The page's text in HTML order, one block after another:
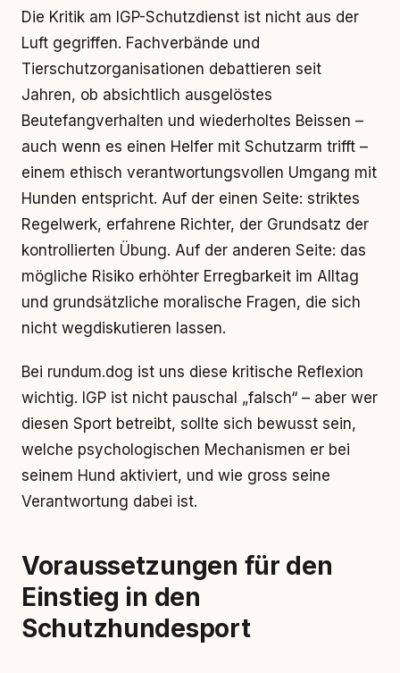
Die Kritik am IGP-Schutzdienst ist nicht aus der
Luft gegriffen. Fachverbände und
Tierschutzorganisationen debattieren seit
Jahren, ob absichtlich ausgelöstes
Beutefangverhalten und wiederholtes Beissen –
auch wenn es einen Helfer mit Schutzarm trifft –
einem ethisch verantwortungsvollen Umgang mit
Hunden entspricht. Auf der einen Seite: striktes
Regelwerk, erfahrene Richter, der Grundsatz der
kontrollierten Übung. Auf der anderen Seite: das
mögliche Risiko erhöhter Erregbarkeit im Alltag
und grundsätzliche moralische Fragen, die sich
nicht wegdiskutieren lassen.
Bei rundum.dog ist uns diese kritische Reflexion
wichtig. IGP ist nicht pauschal „falsch“ – aber wer
diesen Sport betreibt, sollte sich bewusst sein,
welche psychologischen Mechanismen er bei
seinem Hund aktiviert, und wie gross seine
Verantwortung dabei ist.
Voraussetzungen für den
Einstieg in den
Schutzhundesport